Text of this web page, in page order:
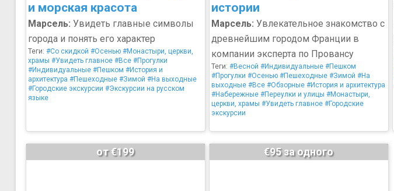
и морская красота
Марсель: Увидеть главные символы
города и понять его характер
Теги: #Со скидкой #Осенью #Монастыри, церкви,
храмы #Увидеть главное #Все #Прогулки
#Индивидуальные #Пешком #История и
архитектура #Пешеходные #Зимой #На выходные
#Городские экскурсии #Экскурсии на русском
языке
истории
Марсель: Увлекательное знакомство с
древнейшим городом Франции в
компании эксперта по Провансу
Теги: #Весной #Индивидуальные #Пешком
#Прогулки #Осенью #Пешеходные #Зимой #На
выходные #Все #Обзорные #История и архитектура
#Набережные #Переулки и улицы #Монастыри,
церкви, храмы #Увидеть главное #Городские
экскурсии
от €199 €95 за одного